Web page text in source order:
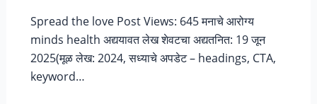
Spread the love Post Views: 645 मनाचे आरोग्य
minds health अद्ययावत लेख शेवटचा अद्यतनित: 19 जून
2025(मूळ लेख: 2024, सध्याचे अपडेट – headings, CTA,
keyword…